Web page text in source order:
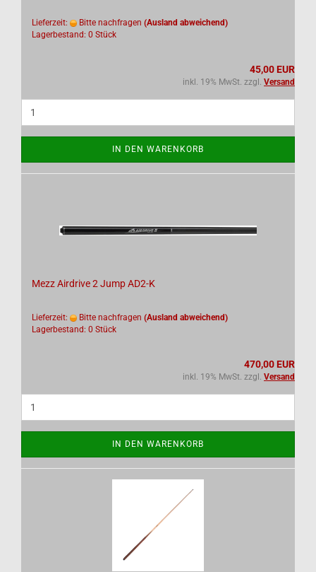
Lieferzeit: Bitte nachfragen (Ausland abweichend)
Lagerbestand: 0 Stück
45,00 EUR
inkl. 19% MwSt. zzgl. Versand
IN DEN WARENKORB
Mezz Airdrive 2 Jump AD2-K
Lieferzeit: Bitte nachfragen (Ausland abweichend)
Lagerbestand: 0 Stück
470,00 EUR
inkl. 19% MwSt. zzgl. Versand
IN DEN WARENKORB